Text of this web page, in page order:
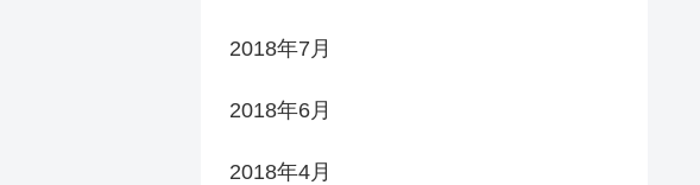
2018年7月
2018年6月
2018年4月